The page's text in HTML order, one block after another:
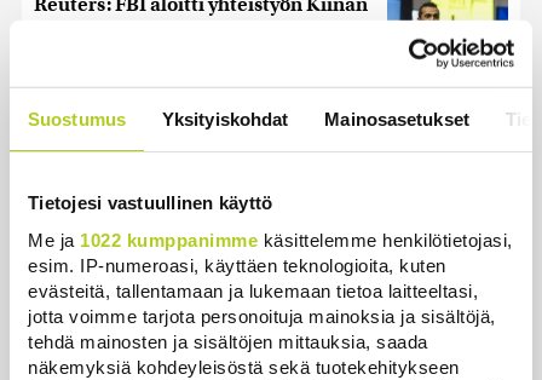
Suostumus Yksityiskohdat Mainosasetukset
Tietojesi vastuullinen käyttö
Me ja 1022 kumppanimme käsittelemme henkilötietojasi,
esim. IP-numeroasi, käyttäen teknologioita, kuten
evästeitä, tallentamaan ja lukemaan tietoa laitteeltasi,
jotta voimme tarjota personoituja mainoksia ja sisältöjä,
tehdä mainosten ja sisältöjen mittauksia, saada
näkemyksiä kohdeyleisöstä sekä tuotekehitykseen
Reuters: FBI aloitti yhteistyön Kiinan
Uutiset | 5.8.2026 22:07
Khamenein kanssa viestiminen on
Uutiset | 6.8.2026 0:58
Uutiset